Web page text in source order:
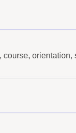
orientation,